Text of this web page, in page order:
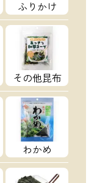
ふりかけ
その他昆布
わかめ